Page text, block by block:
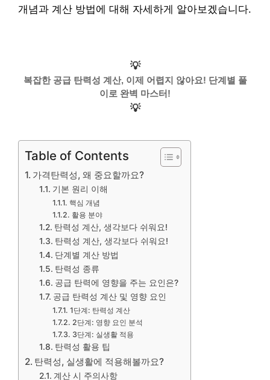
개념과 계산 방법에 대해 자세하게 알아보겠습니다.
💡
복잡한 공급 탄력성 계산, 이제 어렵지 않아요! 단계별 풀
이로 완벽 마스터!
💡
Table of Contents
가격탄력성, 왜 중요할까요?
기본 원리 이해
핵심 개념
활용 분야
탄력성 계산, 생각보다 쉬워요!
탄력성 계산, 생각보다 쉬워요!
단계별 계산 방법
탄력성 종류
공급 탄력에 영향을 주는 요인은?
공급 탄력성 계산 및 영향 요인
1단계: 탄력성 계산
2단계: 영향 요인 분석
3단계: 실생활 적용
탄력성 활용 팁
탄력성, 실생활에 적용해볼까요?
계산 시 주의사항